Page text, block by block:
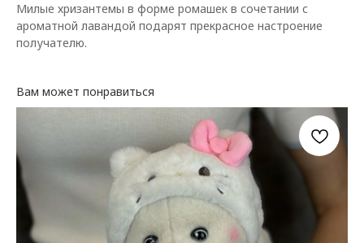
Милые хризантемы в форме ромашек в сочетании с
ароматной лавандой подарят прекрасное настроение
получателю.
Вам может понравиться